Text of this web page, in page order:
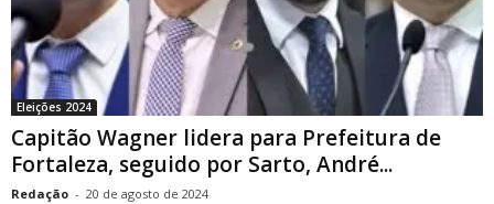
Eleições 2024
Capitão Wagner lidera para Prefeitura de
Fortaleza, seguido por Sarto, André...
Redação - 20 de agosto de 2024